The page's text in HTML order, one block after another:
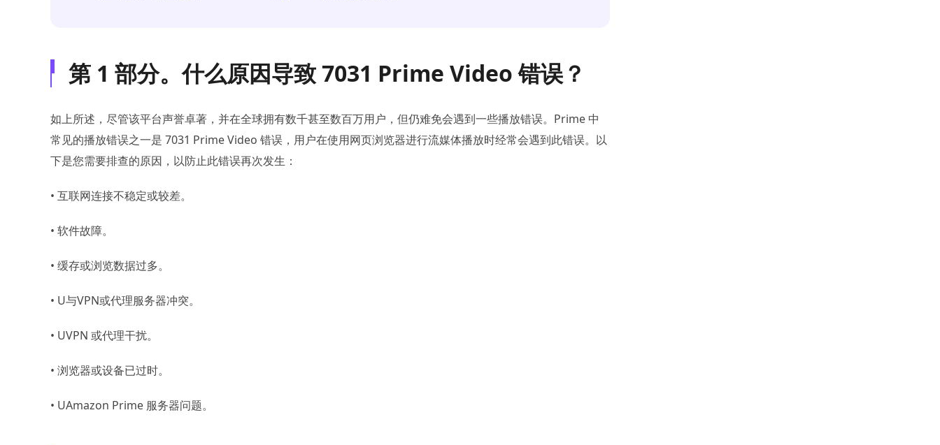
第 1 部分。什么原因导致 7031 Prime Video 错误？
如上所述，尽管该平台声誉卓著，并在全球拥有数千甚至数百万用户，但仍难免会遇到一些播放错误。Prime 中
常见的播放错误之一是 7031 Prime Video 错误，用户在使用网页浏览器进行流媒体播放时经常会遇到此错误。以
下是您需要排查的原因，以防止此错误再次发生：
• 互联网连接不稳定或较差。
• 软件故障。
• 缓存或浏览数据过多。
• U与VPN或代理服务器冲突。
• UVPN 或代理干扰。
• 浏览器或设备已过时。
• UAmazon Prime 服务器问题。